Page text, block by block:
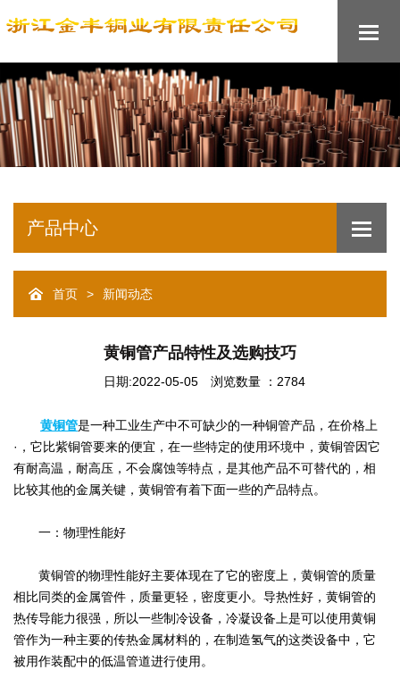
产品中心
首页 > 新闻动态
黄铜管产品特性及选购技巧
日期:2022-05-05 浏览数量 ：2784
黄铜管是一种工业生产中不可缺少的一种铜管产品，在价格上
·，它比紫铜管要来的便宜，在一些特定的使用环境中，黄铜管因它
有耐高温，耐高压，不会腐蚀等特点，是其他产品不可替代的，相
比较其他的金属关键，黄铜管有着下面一些的产品特点。
一：物理性能好
黄铜管的物理性能好主要体现在了它的密度上，黄铜管的质量
相比同类的金属管件，质量更轻，密度更小。导热性好，黄铜管的
热传导能力很强，所以一些制冷设备，冷凝设备上是可以使用黄铜
管作为一种主要的传热金属材料的，在制造氢气的这类设备中，它
被用作装配中的低温管道进行使用。